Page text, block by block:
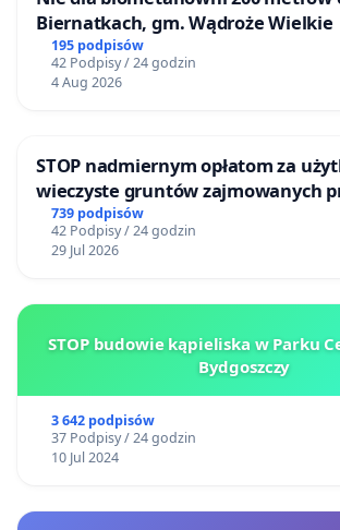
Biernatkach, gm. Wądroże Wielkie
195 podpisów
42 Podpisy / 24 godzin
4 Aug 2026
STOP nadmiernym opłatom za
wieczyste gruntów zajmowanych
ogrody działkowe.
739 podpisów
42 Podpisy / 24 godzin
29 Jul 2026
STOP budowie kąpieliska w Parku
Bydgoszczy
3 642 podpisów
37 Podpisy / 24 godzin
10 Jul 2024